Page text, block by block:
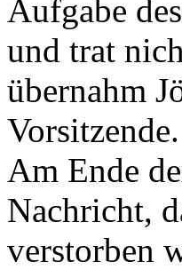
Aufgabe
und trat
übernahm
Vorsitzende.
Am Ende
Nachricht,
verstorben